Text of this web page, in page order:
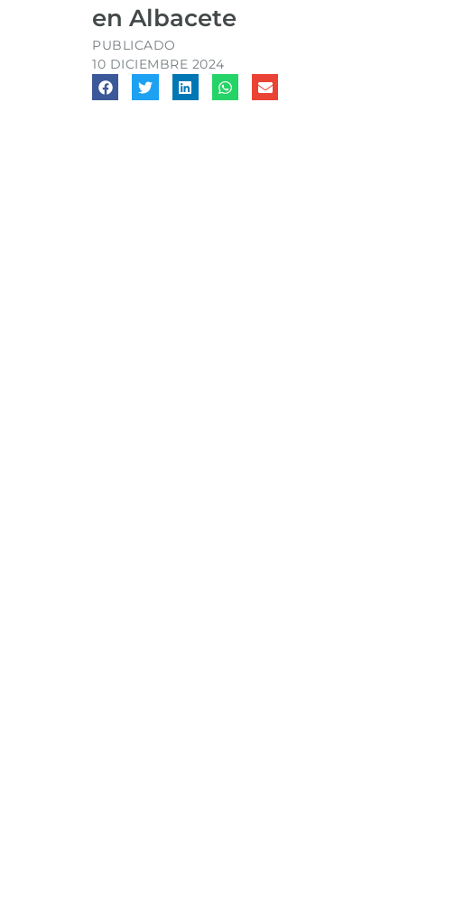
en Albacete
PUBLICADO
10 DICIEMBRE 2024